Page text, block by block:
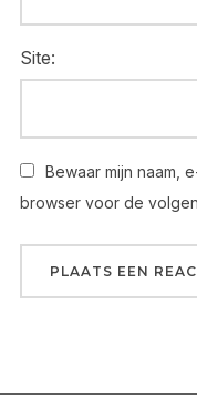
Site:
Bewaar mijn naam,
browser voor de